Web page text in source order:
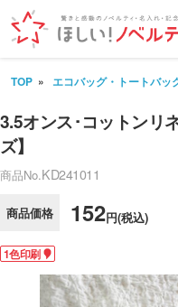
TOP エコバッグ・トートバッ
3.5オンス･コットンリ
ズ】
商品No.KD241011
商品価格 152円(税込)
1色印刷